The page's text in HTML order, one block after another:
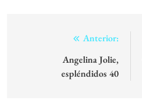
Navegación
entradas
Anterior:
Angelina Jolie,
espléndidos 40